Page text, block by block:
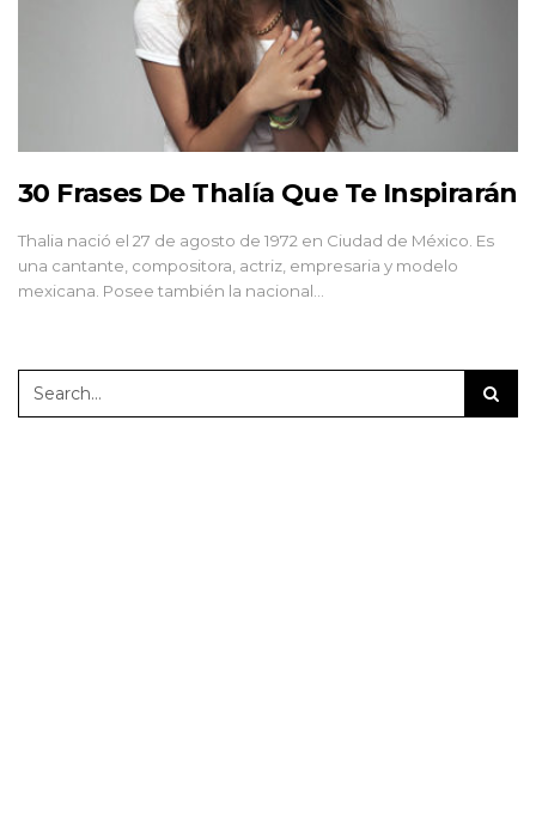
30 Frases De Thalía Que Te Inspirarán
Thalia nació el 27 de agosto de 1972 en Ciudad de México. Es
una cantante, compositora, actriz, empresaria y modelo
mexicana. Posee también la nacional…